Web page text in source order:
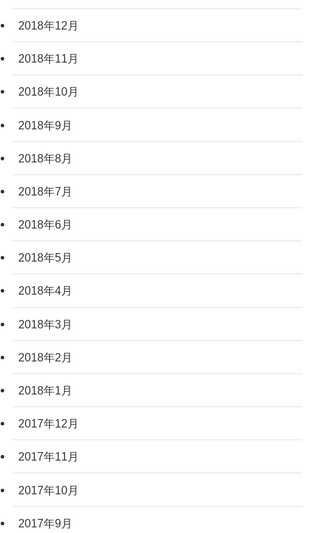
2018年12月
2018年11月
2018年10月
2018年9月
2018年8月
2018年7月
2018年6月
2018年5月
2018年4月
2018年3月
2018年2月
2018年1月
2017年12月
2017年11月
2017年10月
2017年9月